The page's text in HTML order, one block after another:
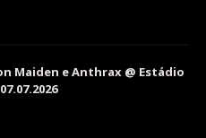
Maiden e Anthrax @ Estádio